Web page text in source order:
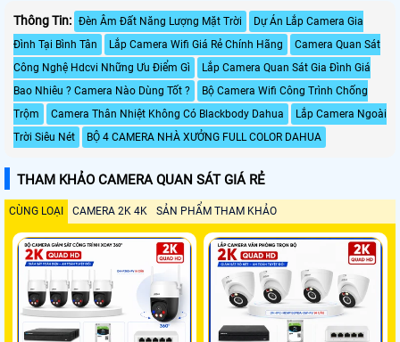
Thông Tin: Đèn Âm Đất Năng Lượng Mặt Trời
Dự Án Lắp Camera Gia
Đình Tại Bình Tân
Lắp Camera Wifi Giá Rẻ Chính Hãng
Camera Quan Sát
Công Nghệ Hdcvi Những Ưu Điểm Gì
Lắp Camera Quan Sát Gia Đình Giá
Bao Nhiêu ? Camera Nào Dùng Tốt ?
Bộ Camera Wifi Công Trình Chống
Trộm
Camera Thân Nhiệt Không Có Blackbody Dahua
Lắp Camera Ngoài
Trời Siêu Nét
BỘ 4 CAMERA NHÀ XƯỞNG FULL COLOR DAHUA
THAM KHẢO CAMERA QUAN SÁT GIÁ RẺ
CÙNG LOẠI CAMERA 2K 4K SẢN PHẨM THAM KHẢO